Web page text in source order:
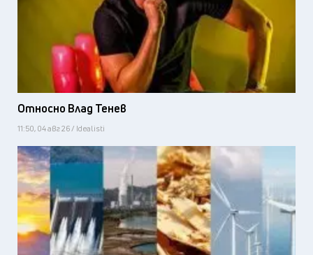
Относно Влад Тенев
11:50, 04 авг 26 / Idealisti